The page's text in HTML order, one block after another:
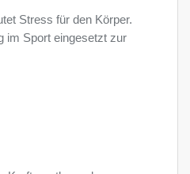
Stress für den Körper.
im Sport eingesetzt zur